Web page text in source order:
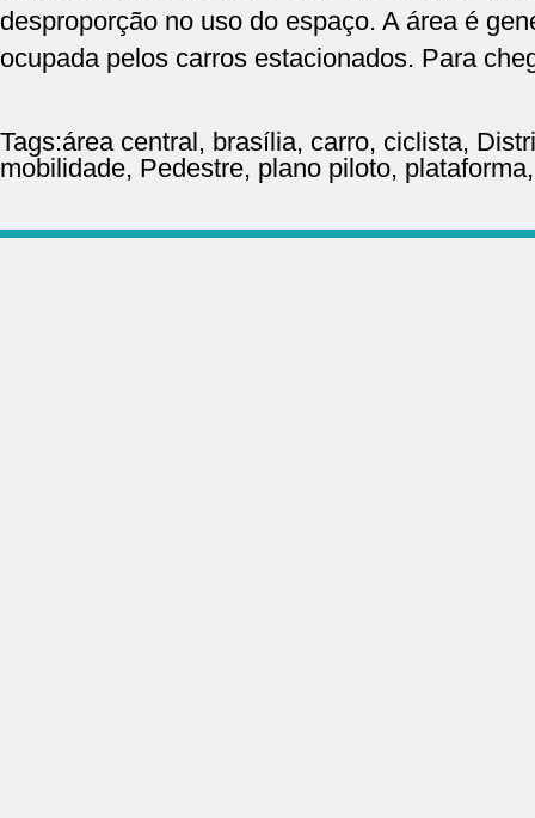
desproporção no uso do espaço. A área é
ocupada pelos carros estacionados. Para
Tags:área central, brasília, carro, ciclista,
mobilidade, Pedestre, plano piloto, plataforma